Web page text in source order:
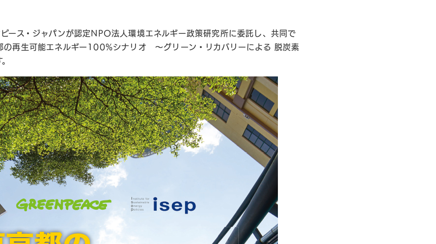
ース・ジャパンが認定NPO法人環境エネルギー政策研究所に委託し、共同で
の再生可能エネルギー100%シナリオ ～グリーン・リカバリーによる 脱炭素